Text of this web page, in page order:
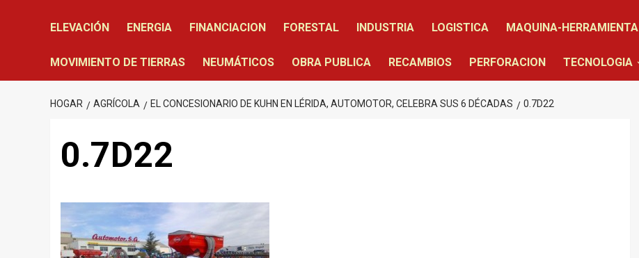
ELEVACIÓN ENERGIA FINANCIACION FORESTAL INDUSTRIA LOGISTICA MAQUINA-HERRAMIENTA
MOVIMIENTO DE TIERRAS NEUMÁTICOS OBRA PUBLICA RECAMBIOS PERFORACION TECNOLOGIA
HOGAR AGRÍCOLA EL CONCESIONARIO DE KUHN EN LÉRIDA, AUTOMOTOR, CELEBRA SUS 6 DÉCADAS 0.7D22
0.7D22